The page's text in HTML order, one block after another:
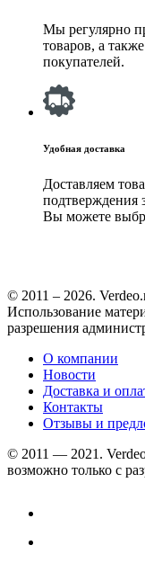
Мы регулярно
товаров, а
покупателей.
Удобная доставка
Доставляем
подтверждения
Вы можете
© 2011 – 2026.
Использование
разрешения
О компании
Новости
Доставка и
Контакты
Отзывы и
© 2011 — 2021.
возможно только с